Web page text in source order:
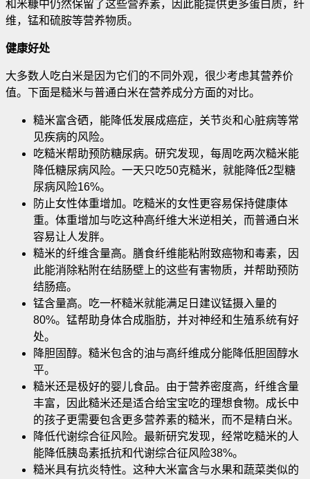
和米糠中仍然保留了这些营养素，因此能提供更多蛋白质，纤
维，锰和硫胺等营养物质。
健康好处
大多数人吃白米是因为它们的不同外观，很少考虑其营养价
值。下面是糙米与普通白米在营养成分方面的对比。
糙米富含硒，能降低发展成癌症，关节炎和心脏病等常
见疾病的风险。
吃糙米帮助预防糖尿病。研究发现，每周吃两次糙米能
降低糖尿病风险。一天只吃50克糙米，就能降低2型糖
尿病风险16%。
防止女性体重增加。吃糙米的女性更容易保持健康体
重。体重增加与吃这种高纤维大米逆相关，而普通白米
容易让人发胖。
糙米的纤维含量高。膳食纤维能粘附致癌物和毒素，因
此能消除粘附在结肠壁上的这些有害物质，并帮助预防
结肠癌。
锰含量高。吃一杯糙米就能满足日建议锰摄入量的
80%。锰帮助身体合成脂肪，并对神经和生殖系统有好
处。
降胆固醇。糙米包含的油与高纤维成分能降低胆固醇水
平。
糙米还是极好的婴儿食品。由于营养密度高，纤维含量
丰富，因此糙米还是适合给宝宝吃的理想食物。成长中
的孩子更需要包含更多营养素的糙米，而不是精白米。
降低代谢综合征风险。最新研究发现，经常吃糙米的人
能降低胰岛素抵抗和代谢综合征风险38%。
糙米具有抗炎特性。这种大米富含与水果和蔬菜类似的